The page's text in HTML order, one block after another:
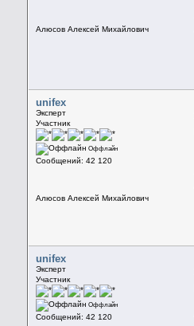
Алюсов Алексей Михайлович
unifex
Эксперт
Участник
Оффлайн
Сообщений: 42 120
Алюсов Алексей Михайлович
unifex
Эксперт
Участник
Оффлайн
Сообщений: 42 120